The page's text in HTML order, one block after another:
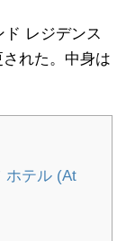
ド レジデンス
れた。中身は
ホテル (At